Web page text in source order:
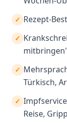
✓ Rezept-
✓
✓
Türkisch,
✓
Reise,